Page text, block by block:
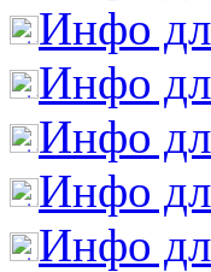
Инфо
Инфо
Инфо
Инфо
Инфо